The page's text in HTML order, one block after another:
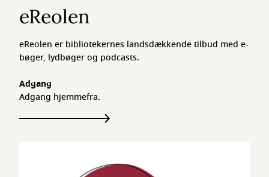
eReolen
eReolen er bibliotekernes landsdækkende tilbud med e-
bøger, lydbøger og podcasts.
Adgang
Adgang hjemmefra.